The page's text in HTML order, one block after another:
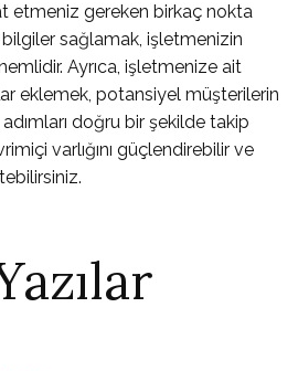
etmeniz gereken birkaç nokta
sağlamak, işletmenizin
Ayrıca, işletmenize ait
eklemek, potansiyel müşterilerin
doğru bir şekilde takip
varlığını güçlendirebilir ve